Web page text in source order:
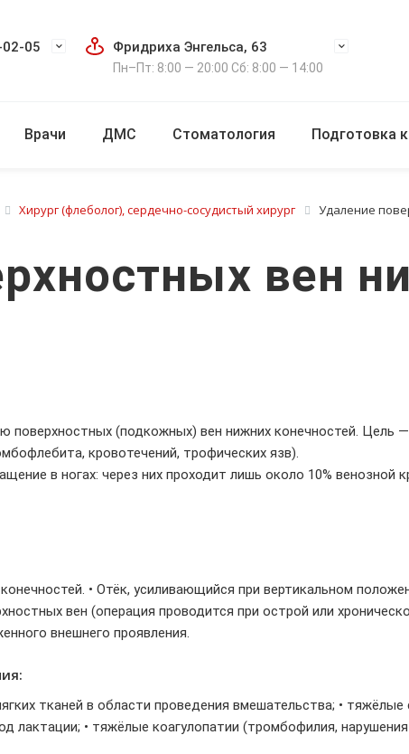
05 Фридриха Энгельса, 63
Пн–Пт: 8:00 — 20:00 Сб: 8:00 — 14:00
Врачи ДМС Стоматология Подготовка
Хирург (флеболог), сердечно-сосудистый хирург Удаление
вен
поверхностных (подкожных) вен нижних конечностей. Цель
кровотечений, трофических язв).
в ногах: через них проходит лишь около 10% венозной
• Отёк, усиливающийся при вертикальном
вен (операция проводится при острой или
внешнего проявления.
тканей в области проведения вмешательства; •
лактации; • тяжёлые коагулопатии (тромбофилия,